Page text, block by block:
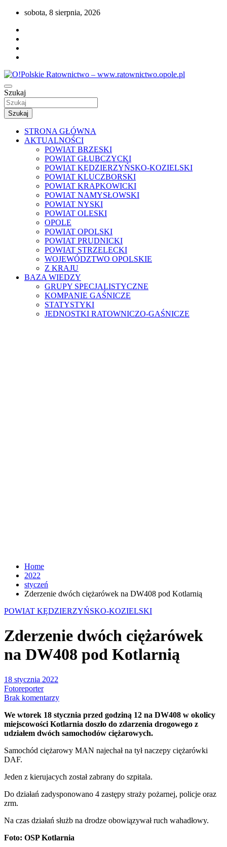
Przejdź
treści
sobota, 8 sierpnia, 2026
O!Polskie Ratownictwo –
www.ratownictwo.opole.pl
Portal opolskiego i polskiego ratownictwa.
Szukaj
Szukaj
STRONA GŁÓWNA
AKTUALNOŚCI
POWIAT BRZESKI
POWIAT GŁUBCZYCKI
POWIAT KĘDZIERZYŃSKO-KOZIELSKI
POWIAT KLUCZBORSKI
POWIAT KRAPKOWICKI
POWIAT NAMYSŁOWSKI
POWIAT NYSKI
POWIAT OLESKI
OPOLE
POWIAT OPOLSKI
POWIAT PRUDNICKI
POWIAT STRZELECKI
WOJEWÓDZTWO OPOLSKIE
Z KRAJU
BAZA WIEDZY
GRUPY SPECJALISTYCZNE
KOMPANIE GAŚNICZE
STATYSTYKI
JEDNOSTKI RATOWNICZO-GAŚNICZE
Home
2022
styczeń
Zderzenie dwóch ciężarówek na DW408 pod Kotlarnią
POWIAT KĘDZIERZYŃSKO-KOZIELSKI
Zderzenie dwóch ciężarówek
na DW408 pod Kotlarnią
18 stycznia 2022
Fotoreporter
Brak komentarzy
We wtorek 18 stycznia przed godziną 12 na DW408 w okolicy
miejscowości Kotlarnia doszło do zdarzenia drogowego z
udziałem dwóch samochodów ciężarowych.
Samochód ciężarowy MAN najechał na tył naczepy ciężarówki
DAF.
Jeden z kierujacych został zabrany do szpitala.
Do działań zadysponowano 4 zastępy straży pożarnej, policje oraz
zrm.
Na czas działań służb na drodze obowiązywał ruch wahadłowy.
Foto: OSP Kotlarnia